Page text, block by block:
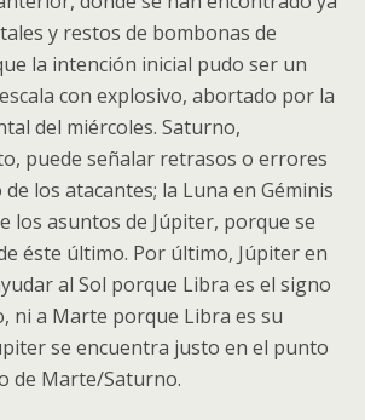
y restos de bombonas de
la intención inicial pudo ser un
con explosivo, abortado por la
del miércoles. Saturno,
puede señalar retrasos o errores
los atacantes; la Luna en Géminis
los asuntos de Júpiter, porque se
éste último. Por último, Júpiter en
al Sol porque Libra es el signo
ni a Marte porque Libra es su
se encuentra justo en el punto
de Marte/Saturno.